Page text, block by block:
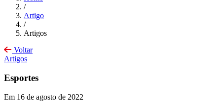
/
Artigo
/
Artigos
Voltar
Artigos
Esportes
Em 16 de agosto de 2022